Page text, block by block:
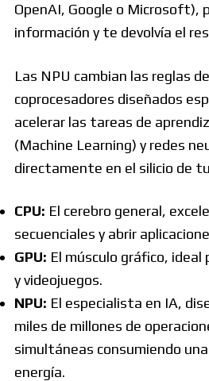
OpenAI, Google o Microsoft),
información y te devolvía el
Las NPU cambian las reglas
coprocesadores diseñados
acelerar las tareas de
(Machine Learning) y redes
directamente en el silicio de
CPU: El cerebro general,
secuenciales y abrir
GPU: El músculo gráfico, ideal
y videojuegos.
NPU: El especialista en IA,
miles de millones de
simultáneas consumiendo
energía.